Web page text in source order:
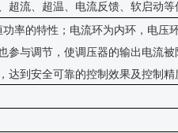
超流、超温、电流反馈、软启动等
率的特性；电流环为内环，电压
参与调节，使调压器的输出电流被
达到安全可靠的控制效果及控制精